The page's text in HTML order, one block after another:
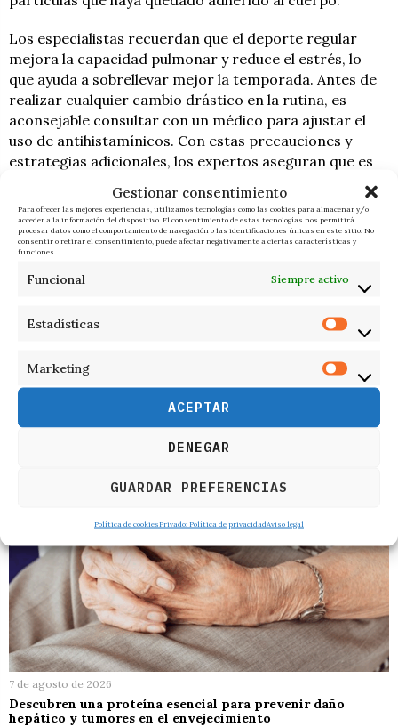
Gestionar consentimiento
Para ofrecer las mejores experiencias, utilizamos tecnologías como las cookies para almacenar y/o
acceder a la información del dispositivo. El consentimiento de estas tecnologías nos permitirá
procesar datos como el comportamiento de navegación o las identificaciones únicas en este sitio. No
consentir o retirar el consentimiento, puede afectar negativamente a ciertas características y
funciones.
Funcional Siempre activo
Estadísticas
Marketing
ACEPTAR
DENEGAR
GUARDAR PREFERENCIAS
Política de cookiesPrivado: Política de privacidadAviso legal
Los especialistas recuerdan que el deporte regular
mejora la capacidad pulmonar y reduce el estrés, lo
que ayuda a sobrellevar mejor la temporada. Antes de
realizar cualquier cambio drástico en la rutina, es
aconsejable consultar con un médico para ajustar el
uso de antihistamínicos. Con estas precauciones y
estrategias adicionales, los expertos aseguran que es
perfectamente posible disfrutar del deporte y cuidar la
salud sin que la alergia suponga un freno.
RELACIONADOS
7 de agosto de 2026
Descubren una proteína esencial para prevenir daño
hepático y tumores en el envejecimiento